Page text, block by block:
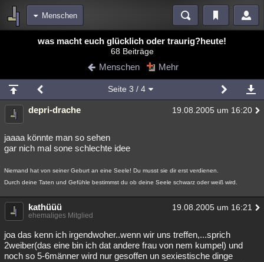
Menschen
Blogs
Chat Wiki Neuigkeiten
meine Rubriken
Menschen Wissenschaft Mystery Kriminalfälle
Spiritualität Verschwörungen
Philosophie Träume Orte Esoterik Literatur
Astronomie Helpdesk
Musik Clash Verbesserungen Allmystery English
Übersichten
was macht euch glücklich oder traurig?heute!
68 Beiträge
Menschen Mehr
Seite 3 / 4
depri-drache 19.08.2005 um 16:20
jaaaa könnte man so sehen
gar nich mal sone schlechte idee
Niemand hat von seiner Geburt an eine Seele! Du musst sie dir erst verdienen.
Durch deine Taten und Gefühle bestimmst du ob deine Seele schwarz oder weiß wird.
kathüüü 19.08.2005 um 16:21
ehemaliges Mitglied
joa das kenn ich irgendwoher..wenn wir uns treffen,...sprich
2weiber(das eine bin ich dat andere frau von nem kumpel) und
noch so 5-6männer wird nur gesoffen un sexiestische dinge